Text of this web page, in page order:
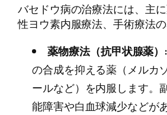
バセドウ病の治療法には、主
性ヨウ素内服療法、手術療法の
薬物療法（抗甲状腺薬）:
の合成を抑える薬（メルカ
ールなど）を内服します。
能障害や白血球減少などが